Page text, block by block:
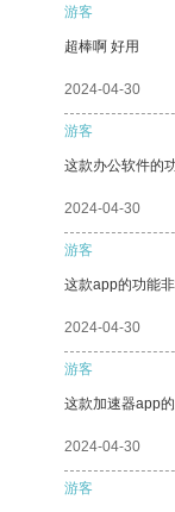
游客
超棒啊 好用
2024-04-30
游客
这款办公软件的
2024-04-30
游客
这款app的功能
2024-04-30
游客
这款加速器app
2024-04-30
游客